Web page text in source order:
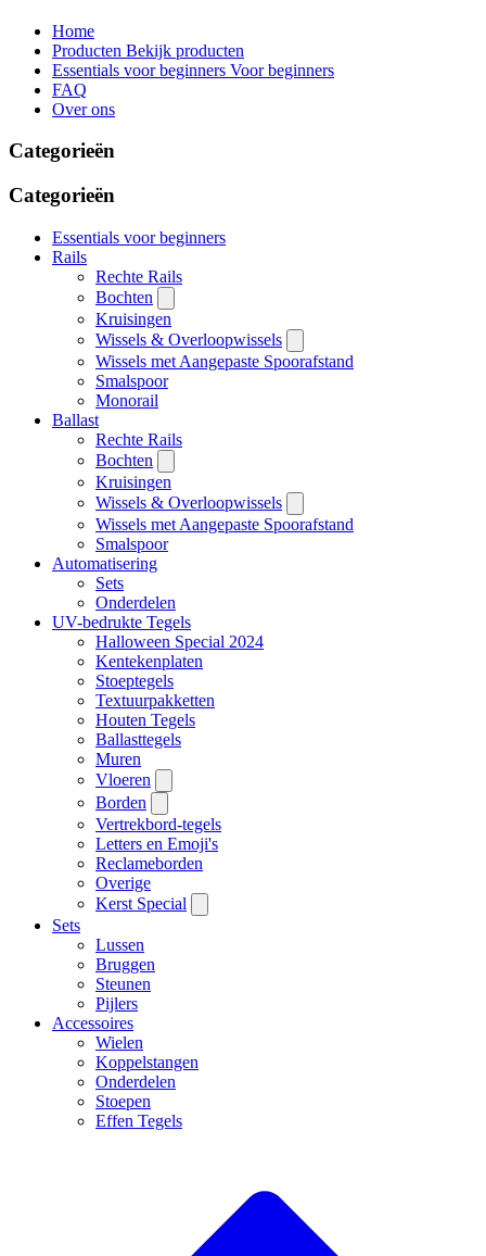
Home
Producten Bekijk producten
Essentials voor beginners Voor beginners
FAQ
Over ons
Categorieën
Categorieën
Essentials voor beginners
Rails
Rechte Rails
Bochten
Kruisingen
Wissels & Overloopwissels
Wissels met Aangepaste Spoorafstand
Smalspoor
Monorail
Ballast
Rechte Rails
Bochten
Kruisingen
Wissels & Overloopwissels
Wissels met Aangepaste Spoorafstand
Smalspoor
Automatisering
Sets
Onderdelen
UV-bedrukte Tegels
Halloween Special 2024
Kentekenplaten
Stoeptegels
Textuurpakketten
Houten Tegels
Ballasttegels
Muren
Vloeren
Borden
Vertrekbord-tegels
Letters en Emoji's
Reclameborden
Overige
Kerst Special
Sets
Lussen
Bruggen
Steunen
Pijlers
Accessoires
Wielen
Koppelstangen
Onderdelen
Stoepen
Effen Tegels